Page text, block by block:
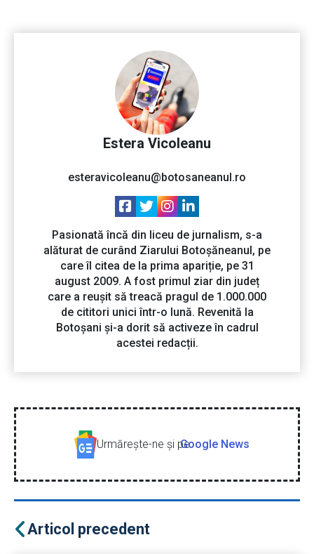
Estera Vicoleanu
esteravicoleanu@botosaneanul.ro
Pasionată încă din liceu de jurnalism, s-a
alăturat de curând Ziarului Botoșăneanul, pe
care îl citea de la prima apariție, pe 31
august 2009. A fost primul ziar din județ
care a reușit să treacă pragul de 1.000.000
de cititori unici într-o lună. Revenită la
Botoșani și-a dorit să activeze în cadrul
acestei redacții.
Urmăreşte-ne şi peGoogle News
Articol precedent